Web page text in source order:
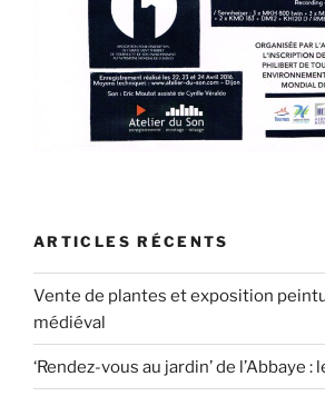
ARTICLES RÉCENTS
Vente de plantes et exposition
médiéval
‘Rendez-vous au jardin’ de l’Abbaye :